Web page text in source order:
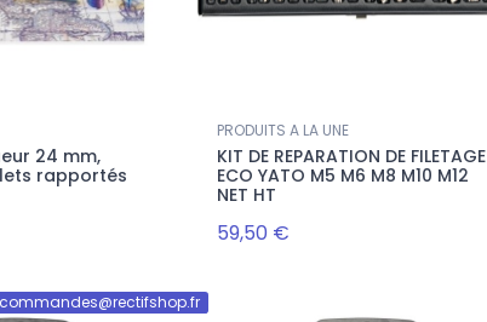
24 mm,
rapportés
PRODUITS A LA UNE
KIT DE REPARATION DE FILETAGE
ECO YATO M5 M6 M8 M10 M12
NET HT
59,50 €
commandes@rectifshop.fr